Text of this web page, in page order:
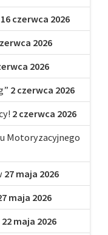
16 czerwca 2026
2026
2026
2 czerwca 2026
2 czerwca 2026
Motoryzacyjnego
27 maja 2026
maja 2026
22 maja 2026